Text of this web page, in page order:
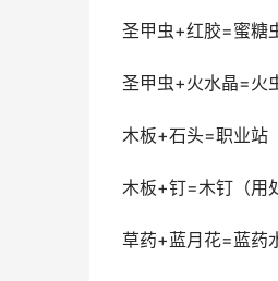
圣甲虫+红胶=蜜糖
圣甲虫+火水晶=火
木板+石头=职业站
木板+钉=木钉（用
草药+蓝月花=蓝药